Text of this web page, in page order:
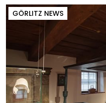
GÖRLITZ NEWS